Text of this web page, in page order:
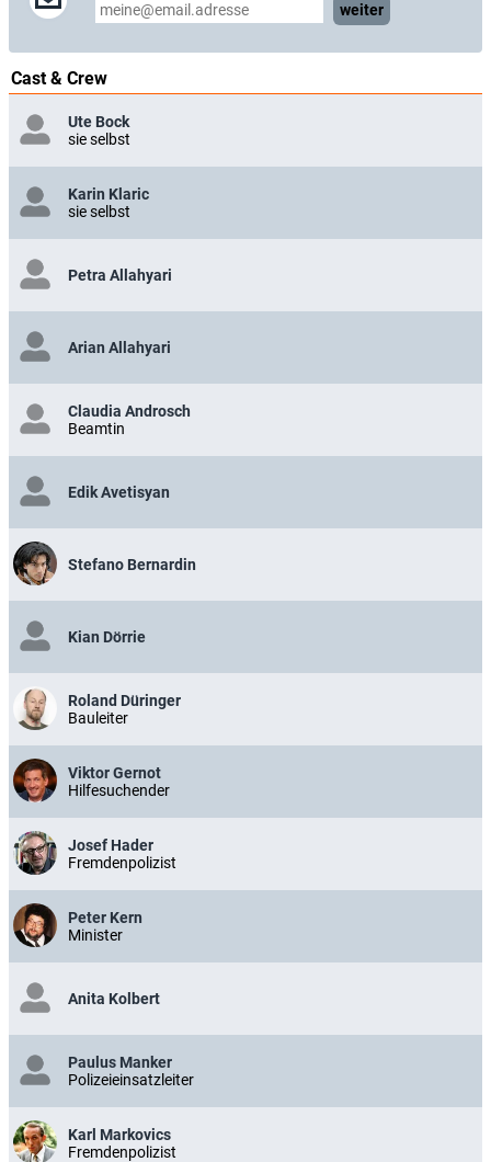
weiter
Cast & Crew
Ute Bock
sie selbst
Karin Klaric
sie selbst
Petra Allahyari
Arian Allahyari
Claudia Androsch
Beamtin
Edik Avetisyan
Stefano Bernardin
Kian Dörrie
Roland Düringer
Bauleiter
Viktor Gernot
Hilfesuchender
Josef Hader
Fremdenpolizist
Peter Kern
Minister
Anita Kolbert
Paulus Manker
Polizeieinsatzleiter
Karl Markovics
Fremdenpolizist